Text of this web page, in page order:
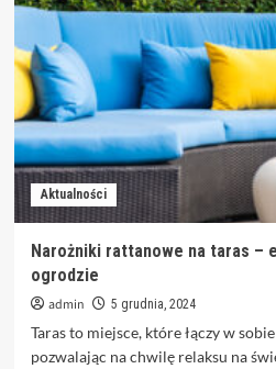
kuchenna
Warszawie
–
styl
i
funkcjonalność
w
jednym
Aktualności
Narożniki rattanowe na taras –
ogrodzie
admin 5 grudnia, 2024
Taras to miejsce, które łączy w
pozwalając na chwilę relaksu na